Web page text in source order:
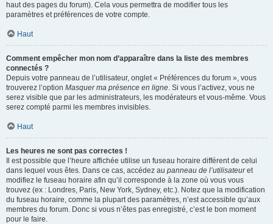
haut des pages du forum). Cela vous permettra de modifier tous les
paramètres et préférences de votre compte.
Haut
Comment empêcher mon nom d’apparaître dans la liste des membres
connectés ?
Depuis votre panneau de l’utilisateur, onglet « Préférences du forum », vous
trouverez l’option Masquer ma présence en ligne. Si vous l’activez, vous ne
serez visible que par les administrateurs, les modérateurs et vous-même. Vous
serez compté parmi les membres invisibles.
Haut
Les heures ne sont pas correctes !
Il est possible que l’heure affichée utilise un fuseau horaire différent de celui
dans lequel vous êtes. Dans ce cas, accédez au panneau de l’utilisateuret
modifiez le fuseau horaire afin qu’il corresponde à la zone où vous vous
trouvez (ex : Londres, Paris, New York, Sydney, etc.). Notez que la modification
du fuseau horaire, comme la plupart des paramètres, n’est accessible qu’aux
membres du forum. Donc si vous n’êtes pas enregistré, c’est le bon moment
pour le faire.